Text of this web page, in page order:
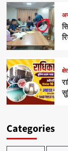
Categories